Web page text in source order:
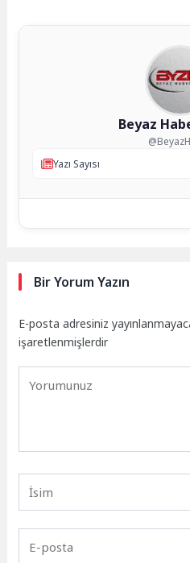
Beyaz
Yazı Sayısı
Bir Yorum Yazın
E-posta adresiniz
işaretlenmişlerdir